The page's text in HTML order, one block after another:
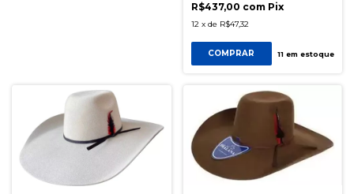
R$437,00 com Pix
12 x de R$47,32
COMPRAR 11 em estoque